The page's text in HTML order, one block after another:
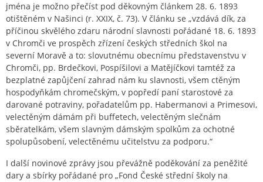
jména je možno přečíst pod děkovným článkem 28. 6. 1893
otištěném v Našinci (r. XXIX, č. 73). V článku se „vzdává dík, za
příčinou skvělého zdaru národní slavnosti pořádané 18. 6. 1893
v Chromči ve prospěch zřízení českých středních škol na
severní Moravě a to: slovutnému obecnímu představenstvu v
Chromči, pp. Brdečkovi, Pospíšilovi a Matějíčkovi tamtéž za
bezplatné zapůjčení zahrad nám ku slavnosti, všem ctěným
hospodyňkám chromečským, v popředí paní starostové za
darované potraviny, pořadatelům pp. Habermanovi a Primesovi,
velectěným dámám při buffetech, velectěným slečnám
sběratelkám, všem slavným dámským spolkům za ochotné
spolupůsobení, velectěnému učitelstvu za podporu.“
I další novinové zprávy jsou převážně poděkování za peněžité
dary a sbírky pořádané pro „Fond České střední školy na